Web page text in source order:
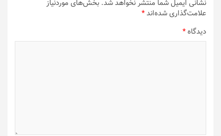
نشانی ایمیل شما منتشر نخواهد شد. بخش‌های موردنیاز
علامت‌گذاری شده‌اند*
دیدگاه*